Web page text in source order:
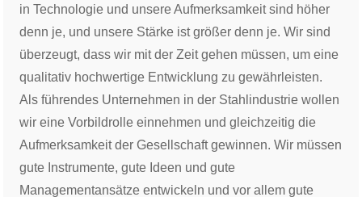
in Technologie und unsere Aufmerksamkeit sind höher
denn je, und unsere Stärke ist größer denn je. Wir sind
überzeugt, dass wir mit der Zeit gehen müssen, um eine
qualitativ hochwertige Entwicklung zu gewährleisten.
Als führendes Unternehmen in der Stahlindustrie wollen
wir eine Vorbildrolle einnehmen und gleichzeitig die
Aufmerksamkeit der Gesellschaft gewinnen. Wir müssen
gute Instrumente, gute Ideen und gute
Managementansätze entwickeln und vor allem gute